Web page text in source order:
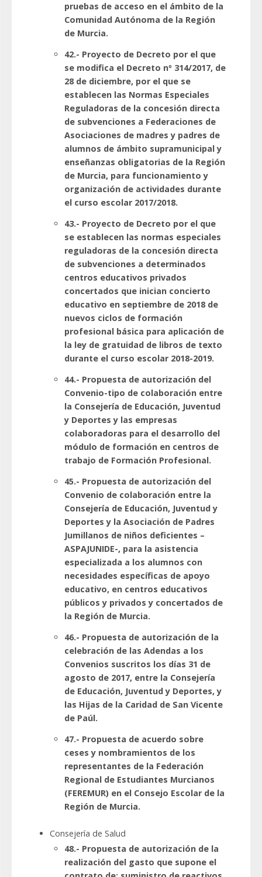
pruebas de acceso en el ámbito de la
Comunidad Autónoma de la Región
de Murcia.
42.- Proyecto de Decreto por el que
se modifica el Decreto nº 314/2017, de
28 de diciembre, por el que se
establecen las Normas Especiales
Reguladoras de la concesión directa
de subvenciones a Federaciones de
Asociaciones de madres y padres de
alumnos de ámbito supramunicipal y
enseñanzas obligatorias de la Región
de Murcia, para funcionamiento y
organización de actividades durante
el curso escolar 2017/2018.
43.- Proyecto de Decreto por el que
se establecen las normas especiales
reguladoras de la concesión directa
de subvenciones a determinados
centros educativos privados
concertados que inician concierto
educativo en septiembre de 2018 de
nuevos ciclos de formación
profesional básica para aplicación de
la ley de gratuidad de libros de texto
durante el curso escolar 2018-2019.
44.- Propuesta de autorización del
Convenio-tipo de colaboración entre
la Consejería de Educación, Juventud
y Deportes y las empresas
colaboradoras para el desarrollo del
módulo de formación en centros de
trabajo de Formación Profesional.
45.- Propuesta de autorización del
Convenio de colaboración entre la
Consejería de Educación, Juventud y
Deportes y la Asociación de Padres
Jumillanos de niños deficientes –
ASPAJUNIDE-, para la asistencia
especializada a los alumnos con
necesidades específicas de apoyo
educativo, en centros educativos
públicos y privados y concertados de
la Región de Murcia.
46.- Propuesta de autorización de la
celebración de las Adendas a los
Convenios suscritos los días 31 de
agosto de 2017, entre la Consejería
de Educación, Juventud y Deportes, y
las Hijas de la Caridad de San Vicente
de Paúl.
47.- Propuesta de acuerdo sobre
ceses y nombramientos de los
representantes de la Federación
Regional de Estudiantes Murcianos
(FEREMUR) en el Consejo Escolar de la
Región de Murcia.
Consejería de Salud
48.- Propuesta de autorización de la
realización del gasto que supone el